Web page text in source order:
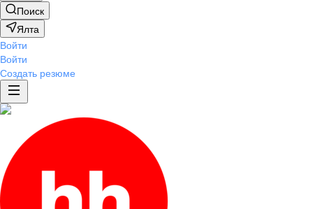
Поиск
Ялта
Войти
Войти
Создать резюме